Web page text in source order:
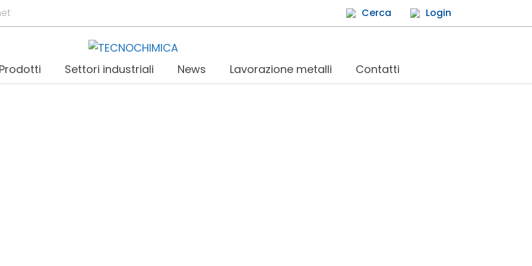
Cerca Login
Prodotti Settori industriali News Lavorazione metalli Contatti